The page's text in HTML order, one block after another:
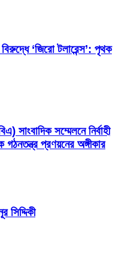
‘জিরো টলারেন্স’: পৃথক
সাংবাদিক সম্মেলনে নির্বাহী
প্রণয়নের অঙ্গীকার